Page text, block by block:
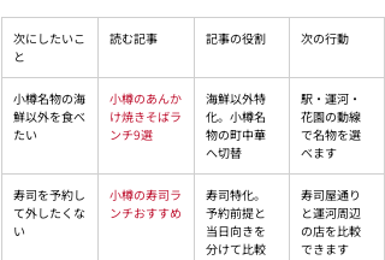
次にしたいこ
と
読む記事 記事の役割 次の行動
小樽名物の海
鮮以外を食べ
たい
小樽のあんか
け焼きそばラ
ンチ9選
海鮮以外特
化。小樽名
物の町中華
へ切替
駅・運河・
花園の動線
で名物を選
べます
寿司を予約し
て外したくな
い
小樽の寿司ラ
ンチおすすめ
寿司特化。
予約前提と
当日向きを
分けて比較
寿司屋通り
と運河周辺
の店を比較
できます